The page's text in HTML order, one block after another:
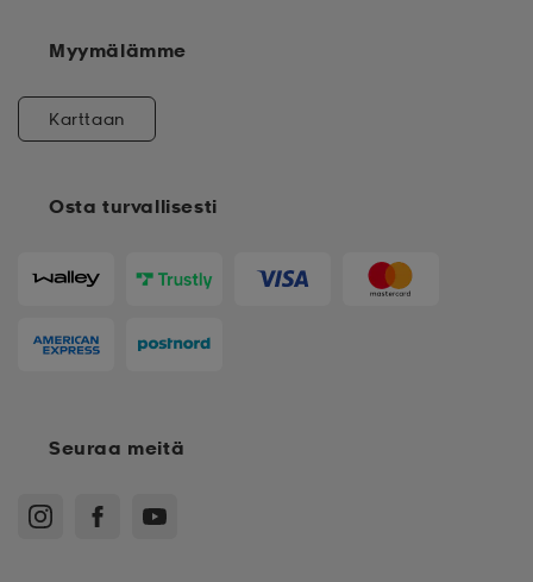
Osta turvallisesti
Myymälämme
Karttaan
Seuraa meitä